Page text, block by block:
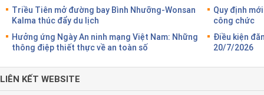
Triều Tiên mở đường bay Bình Nhưỡng-Wonsan
Kalma thúc đẩy du lịch
Hưởng ứng Ngày An ninh mạng Việt Nam: Những
thông điệp thiết thực về an toàn số
Quy định
công chức
Điều kiện
20/7/2026
LIÊN KẾT WEBSITE